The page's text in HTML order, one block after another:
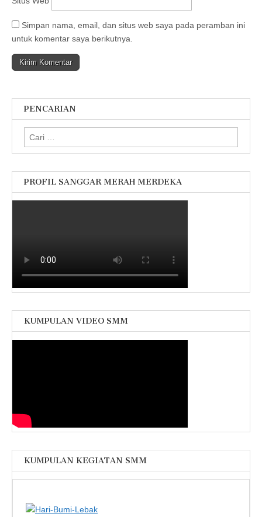
Simpan nama, email, dan situs web saya pada peramban ini
untuk komentar saya berikutnya.
PENCARIAN
Cari
untuk:
PROFIL SANGGAR MERAH MERDEKA
KUMPULAN VIDEO SMM
KUMPULAN KEGIATAN SMM